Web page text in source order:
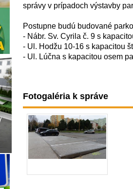
správy v prípadoch výstavby
Postupne budú budované
- Nábr. Sv. Cyrila č. 9 s
- Ul. Hodžu 10-16 s kapacitou
- Ul. Lúčna s kapacitou osem
Fotogaléria k správe